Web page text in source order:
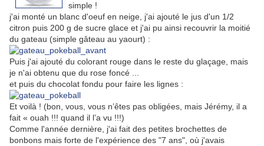
simple !
j'ai monté un blanc d'oeuf en neige, j'ai ajouté le jus d'un 1/2
citron puis 200 g de sucre glace et j'ai pu ainsi recouvrir la moitié
du gateau (simple gâteau au yaourt) :
Puis j'ai ajouté du colorant rouge dans le reste du glaçage, mais
je n'ai obtenu que du rose foncé ...
et puis du chocolat fondu pour faire les lignes :
Et voilà ! (bon, vous, vous n’êtes pas obligées, mais Jérémy, il a
fait « ouah !!! quand il l’a vu !!!)
Comme l'année dernière, j'ai fait des petites brochettes de
bonbons mais forte de l'expérience des "7 ans", où j'avais